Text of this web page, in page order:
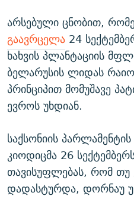
არსებული ცნობით,
გაავრცელა 24
ხახვის პლანტაციის
ბელარუსის ლიდას
პრინციპით მომუშავე
ევროს უხდიან.
საქსონიის
კიოდიცმა 26
თავისუფლებას, რომ
დადასტურდა, დორნაუ